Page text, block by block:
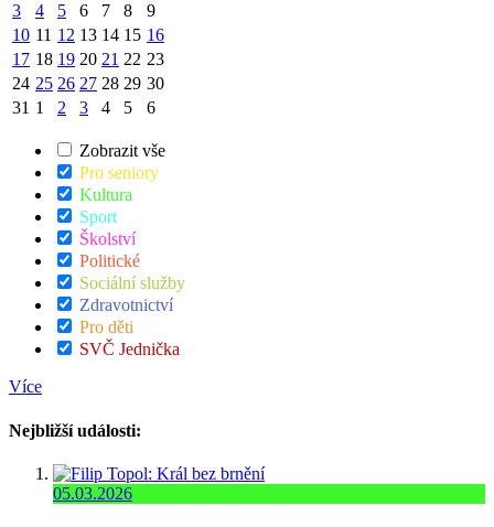
3
4 5 6 7 8
9
10 11 12 13 14 15 16
17 18 19 20 21 22 23
24 25 26 27 28 29 30
31 1 2 3 4 5 6
Zobrazit vše
Pro seniory
Kultura
Sport
Školství
Politické
Sociální služby
Zdravotnictví
Pro děti
SVČ Jednička
Více
Nejbližší události:
05.03.2026